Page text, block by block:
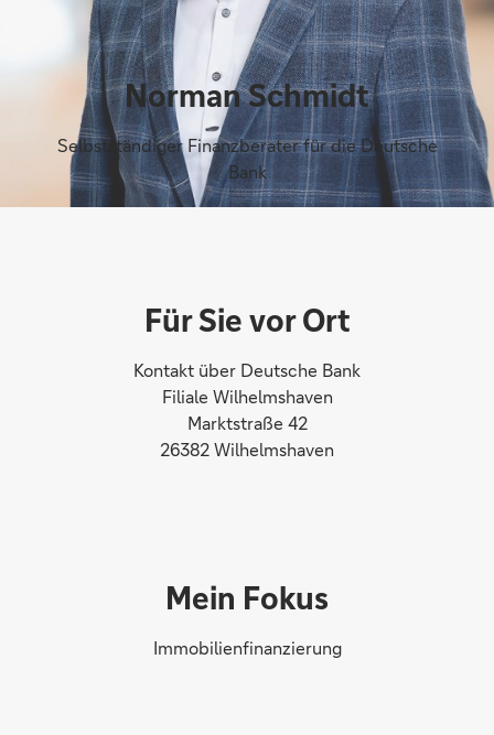
Norman Schmidt
Selbstständiger Finanzberater für die Deutsche
Bank
Für Sie vor Ort
Kontakt über Deutsche Bank
Filiale Wilhelmshaven
Marktstraße 42
26382 Wilhelmshaven
Mein Fokus
Immobilienfinanzierung